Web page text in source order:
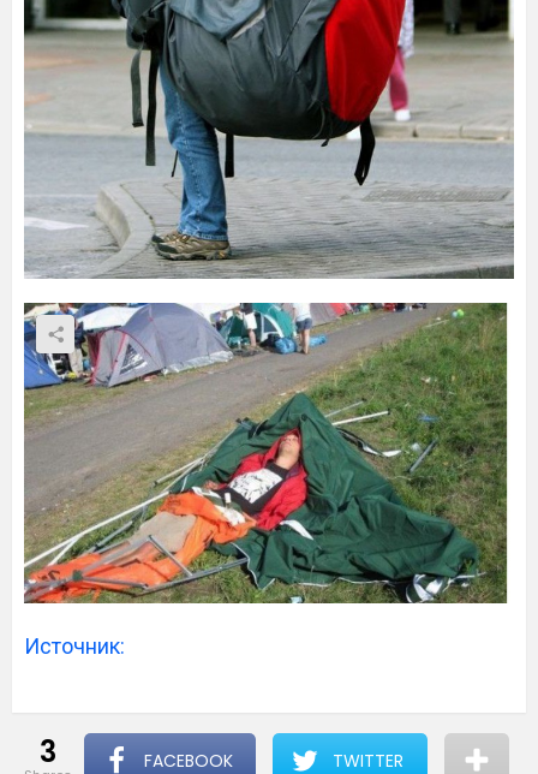
Источник:
3 FACEBOOK TWITTER